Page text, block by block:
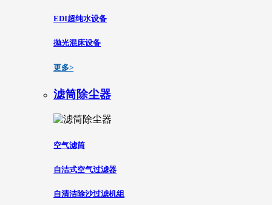
EDI超纯水设备
抛光混床设备
更多>
滤筒除尘器
空气滤筒
自洁式空气过滤器
自清洁除沙过滤机组